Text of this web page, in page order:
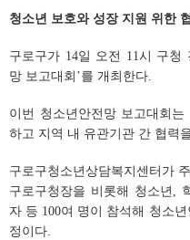
청소년 보호와 성장 지원 위한
구로구가 14일 오전 11시 구청
망 보고대회’를 개최한다.
이번 청소년안전망 보고대회
하고 지역 내 유관기관 간 협력
구로구청소년상담복지센터가
구로구청장을 비롯해 청소년,
자 등 100여 명이 참석해 청소
정이다.